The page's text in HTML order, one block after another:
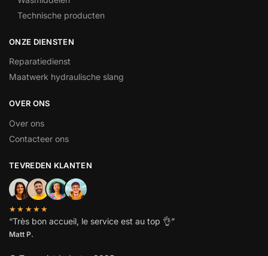
Technische producten
ONZE DIENSTEN
Reparatiedienst
Maatwerk hydraulische slang
OVER ONS
Over ons
Contacteer ons
TEVREDEN KLANTEN
★★★★★
“Très bon accueil, le service est au top 👌”
Matt P.